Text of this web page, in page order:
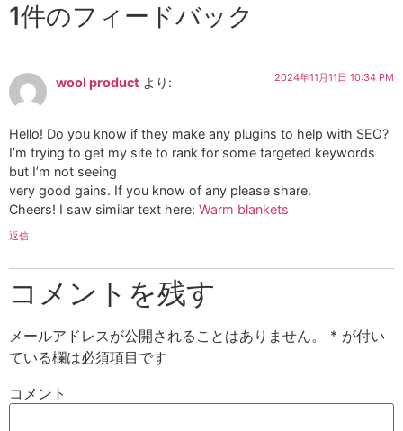
1件のフィードバック
wool product より: 2024年11月11日 10:34 PM
Hello! Do you know if they make any plugins to help with SEO?
I’m trying to get my site to rank for some targeted keywords
but I’m not seeing
very good gains. If you know of any please share.
Cheers! I saw similar text here: Warm blankets
返信
コメントを残す
メールアドレスが公開されることはありません。 * が付い
ている欄は必須項目です
コメント